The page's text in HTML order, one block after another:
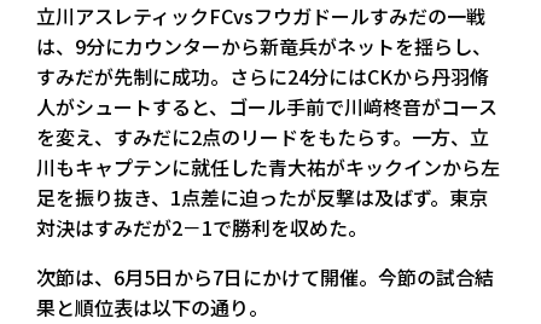
立川アスレティックFCvsフウガドールすみだの一戦
は、9分にカウンターから新竜兵がネットを揺らし、
すみだが先制に成功。さらに24分にはCKから丹羽脩
人がシュートすると、ゴール手前で川﨑柊音がコース
を変え、すみだに2点のリードをもたらす。一方、立
川もキャプテンに就任した青大祐がキックインから左
足を振り抜き、1点差に迫ったが反撃は及ばず。東京
対決はすみだが2－1で勝利を収めた。
次節は、6月5日から7日にかけて開催。今節の試合結
果と順位表は以下の通り。